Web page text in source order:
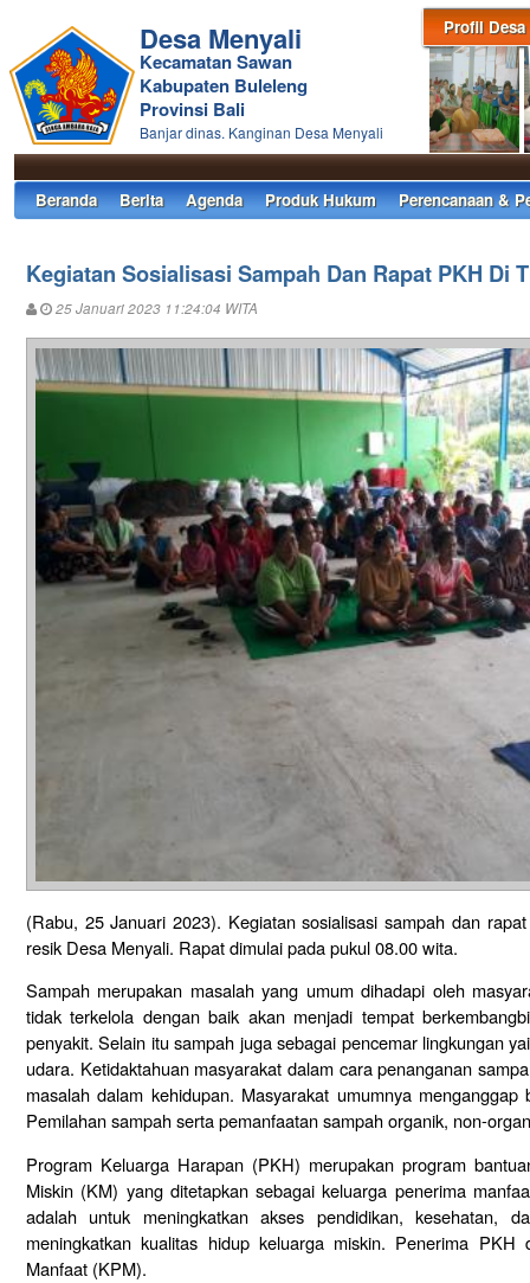
Profil Desa
Desa Menyali
Kecamatan Sawan
Kabupaten Buleleng
Provinsi Bali
Banjar dinas. Kanginan Desa Menyali
Beranda Berita Agenda Produk Hukum Perencanaan &
Kegiatan Sosialisasi Sampah Dan Rapat PKH Di
25 Januari 2023 11:24:04 WITA
(Rabu, 25 Januari 2023). Kegiatan sosialisasi sampah dan
resik Desa Menyali. Rapat dimulai pada pukul 08.00 wita.
Sampah merupakan masalah yang umum dihadapi oleh
tidak terkelola dengan baik akan menjadi tempat
penyakit. Selain itu sampah juga sebagai pencemar lingkungan
udara. Ketidaktahuan masyarakat dalam cara penanganan
masalah dalam kehidupan. Masyarakat umumnya
Pemilahan sampah serta pemanfaatan sampah organik, non-
Program Keluarga Harapan (PKH) merupakan program
Miskin (KM) yang ditetapkan sebagai keluarga penerima
adalah untuk meningkatkan akses pendidikan, kesehatan,
meningkatkan kualitas hidup keluarga miskin. Penerima PKH
Manfaat (KPM).